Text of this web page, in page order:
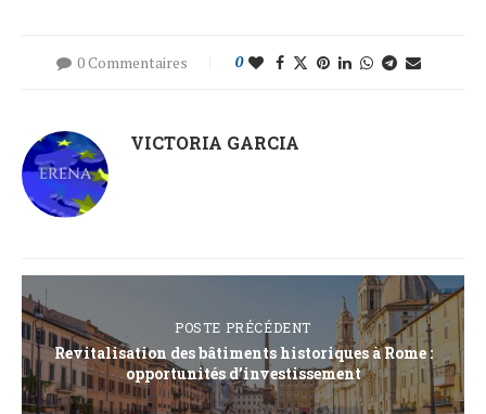
0 Commentaires 0
VICTORIA GARCIA
POSTE PRÉCÉDENT
Revitalisation des bâtiments historiques à Rome :
opportunités d’investissement